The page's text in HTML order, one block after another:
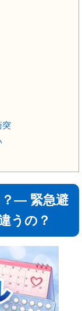
突
― 緊急避
うの？